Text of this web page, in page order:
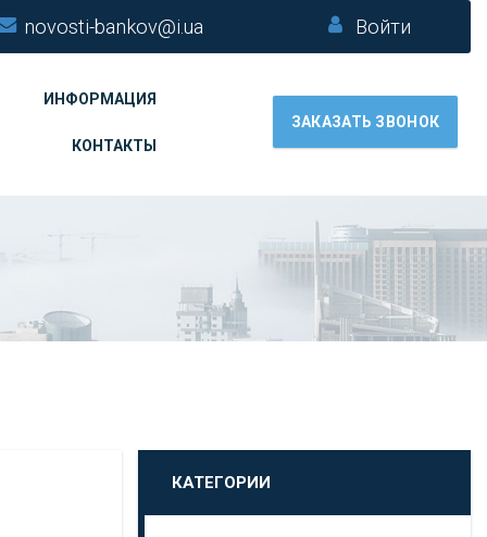
novosti-bankov@i.ua Войти
ИНФОРМАЦИЯ
КОНТАКТЫ
ЗАКАЗАТЬ ЗВОНОК
КАТЕГОРИИ